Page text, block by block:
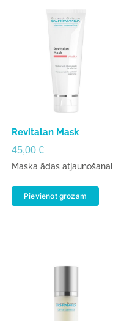
Revitalan Mask
45,00€
Maska ādas atjaunošanai
Pievienot grozam